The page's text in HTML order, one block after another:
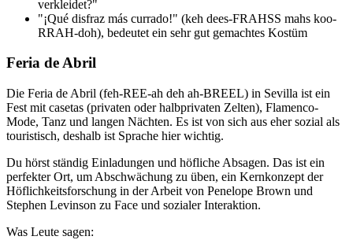
verkleidet?"
"¡Qué disfraz más currado!" (keh dees-FRAHSS mahs koo-
RRAH-doh), bedeutet ein sehr gut gemachtes Kostüm
Feria de Abril
Die Feria de Abril (feh-REE-ah deh ah-BREEL) in Sevilla ist ein
Fest mit casetas (privaten oder halbprivaten Zelten), Flamenco-
Mode, Tanz und langen Nächten. Es ist von sich aus eher sozial als
touristisch, deshalb ist Sprache hier wichtig.
Du hörst ständig Einladungen und höfliche Absagen. Das ist ein
perfekter Ort, um Abschwächung zu üben, ein Kernkonzept der
Höflichkeitsforschung in der Arbeit von Penelope Brown und
Stephen Levinson zu Face und sozialer Interaktion.
Was Leute sagen: